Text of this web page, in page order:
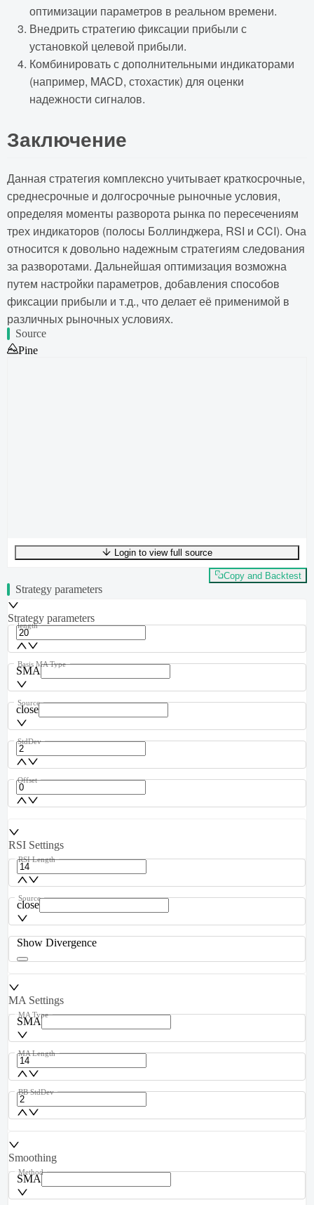
оптимизации параметров в реальном времени.
Внедрить стратегию фиксации прибыли с
установкой целевой прибыли.
Комбинировать с дополнительными индикаторами
(например, MACD, стохастик) для оценки
надежности сигналов.
Заключение
Данная стратегия комплексно учитывает краткосрочные,
среднесрочные и долгосрочные рыночные условия,
определяя моменты разворота рынка по пересечениям
трех индикаторов (полосы Боллинджера, RSI и CCI). Она
относится к довольно надежным стратегиям следования
за разворотами. Дальнейшая оптимизация возможна
путем настройки параметров, добавления способов
фиксации прибыли и т.д., что делает её применимой в
различных рыночных условиях.
Source
Pine
UTF-8372 bytes54 words0 linesLn 1,Col 0
Login to view full source
Copy and Backtest
Strategy parameters
Strategy parameters
length
SMA
Basis MA Type
close
Source
StdDev
Offset
RSI Settings
RSI Length
close
Source
Show Divergence
MA Settings
SMA
MA Type
MA Length
BB StdDev
Smoothing
SMA
Method